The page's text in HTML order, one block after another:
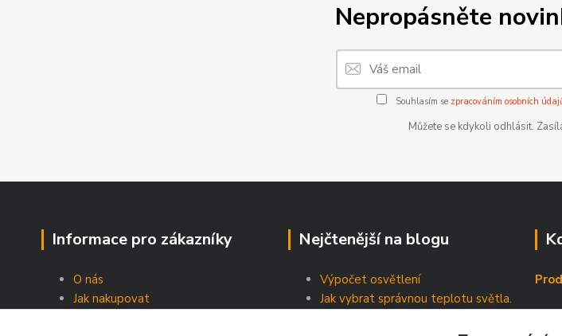
Nepropásněte
Souhlasím se zpracováním osobních
Můžete se kdykoli odhlásit.
Informace pro zákazníky
O nás
Jak nakupovat
Nejčtenější na blogu
Výpočet osvětlení
Jak vybrat správnou teplotu světla.